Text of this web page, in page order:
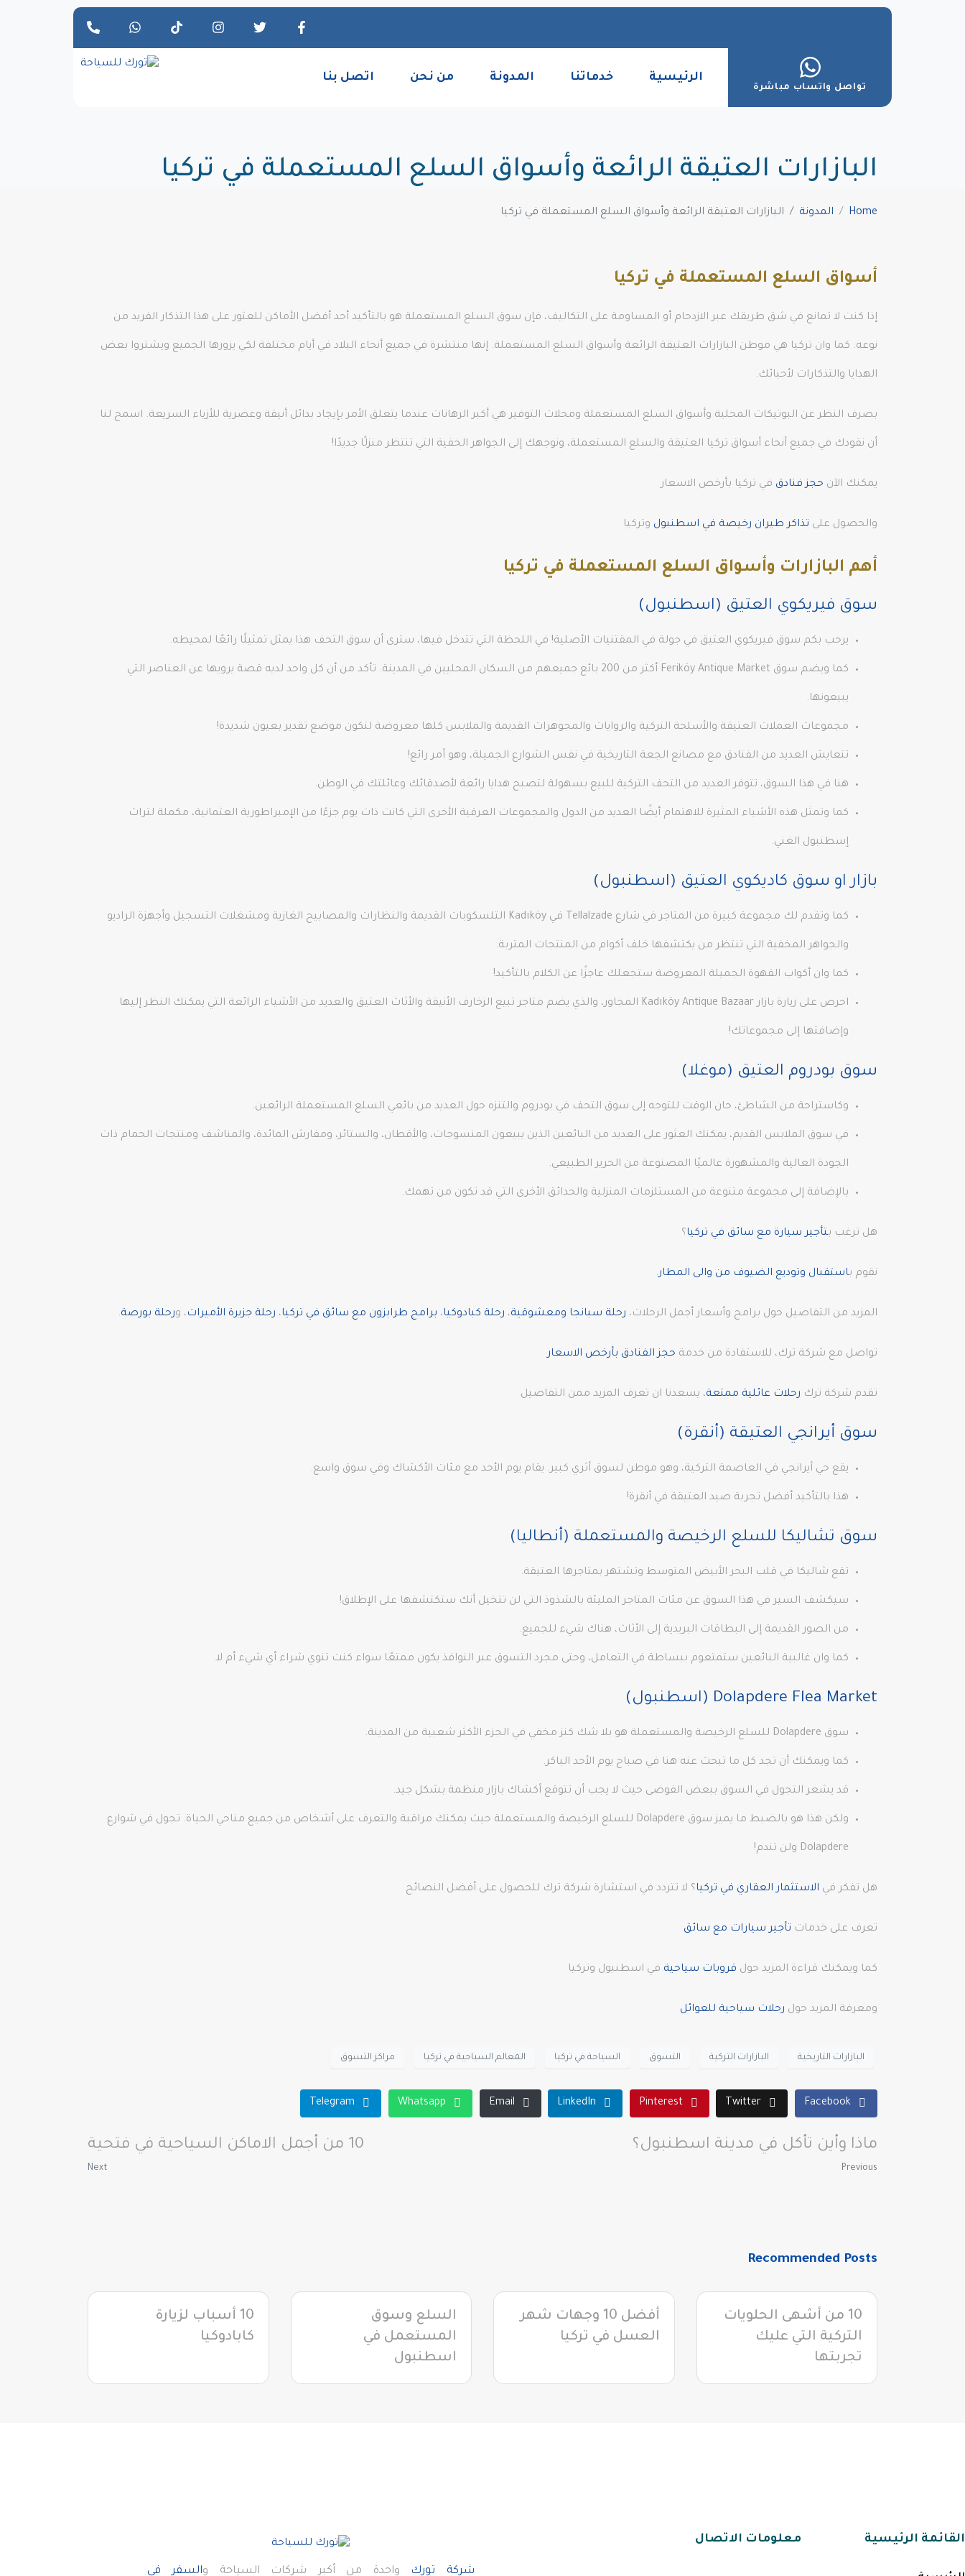
تواصل واتساب مباشرة
الرئيسية خدماتنا المدونة من نحن اتصل بنا
البازارات العتيقة الرائعة وأسواق السلع المستعملة في تركيا
Home المدونة البازارات العتيقة الرائعة وأسواق السلع المستعملة في تركيا
أسواق السلع المستعملة في تركيا
إذا كنت لا تمانع في شق طريقك عبر الازدحام أو المساومة على التكاليف، فإن سوق السلع المستعملة هو بالتأكيد أحد أفضل الأماكن للعثور على هذا التذكار الفريد من
نوعه. كما وان تركيا هي موطن البازارات العتيقة الرائعة وأسواق السلع المستعملة. إنها منتشرة في جميع أنحاء البلاد في أيام مختلفة لكي يزورها الجميع ويشتروا بعض
الهدايا والتذكارات لأحبائك.
بصرف النظر عن البوتيكات المحلية وأسواق السلع المستعملة ومحلات التوفير هي أكبر الرهانات عندما يتعلق الأمر بإيجاد بدائل أنيقة وعصرية للأزياء السريعة. اسمح لنا
أن نقودك في جميع أنحاء أسواق تركيا العتيقة والسلع المستعملة، ونوجهك إلى الجواهر الخفية التي تنتظر منزلًا جديدًا!
يمكنك الآن حجز فنادق في تركيا بأرخص الاسعار
والحصول على تذاكر طيران رخيصة في اسطنبول وتركيا
أهم البازارات وأسواق السلع المستعملة في تركيا
سوق فيريكوي العتيق (اسطنبول)
يرحب بكم سوق فيريكوي العتيق في جولة في المقتنيات الأصلية! في اللحظة التي تتدخل فيها، سترى أن سوق التحف هذا يمثل تمثيلًا رائعًا لمحيطه.
كما ويضم سوق Feriköy Antique Market أكثر من 200 بائع جميعهم من السكان المحليين في المدينة. تأكد من أن كل واحد لديه قصة يرويها عن العناصر التي
يبيعونها.
مجموعات العملات العتيقة والأسلحة التركية والروايات والمجوهرات القديمة والملابس كلها معروضة لتكون موضع تقدير بعيون شديدة!
تتعايش العديد من الفنادق مع مصانع الجعة التاريخية في نفس الشوارع الجميلة، وهو أمر رائع!
هنا في هذا السوق، تتوفر العديد من التحف التركية للبيع بسهولة لتصبح هدايا رائعة لأصدقائك وعائلتك في الوطن.
كما وتمثل هذه الأشياء المثيرة للاهتمام أيضًا العديد من الدول والمجموعات العرقية الأخرى التي كانت ذات يوم جزءًا من الإمبراطورية العثمانية، مكملة لتراث
إسطنبول الغني.
بازار او سوق كاديكوي العتيق (اسطنبول)
كما وتقدم لك مجموعة كبيرة من المتاجر في شارع Tellalzade في Kadıköy التلسكوبات القديمة والنظارات والمصابيح الغازية ومشغلات التسجيل وأجهزة الراديو
والجواهر المخفية التي تنتظر من يكتشفها خلف أكوام من المنتجات المتربة.
كما وان أكواب القهوة الجميلة المعروضة ستجعلك عاجزًا عن الكلام بالتأكيد!
احرص على زيارة بازار Kadıköy Antique Bazaar المجاور، والذي يضم متاجر تبيع الزخارف الأنيقة والأثاث العتيق والعديد من الأشياء الرائعة التي يمكنك النظر إليها
وإضافتها إلى مجموعاتك!
سوق بودروم العتيق (موغلا)
وكاستراحة من الشاطئ، حان الوقت للتوجه إلى سوق التحف في بودروم والتنزه حول العديد من بائعي السلع المستعملة الرائعين.
في سوق الملابس القديم، يمكنك العثور على العديد من البائعين الذين يبيعون المنسوجات، والأقطان، والستائر، ومفارش المائدة، والمناشف ومنتجات الحمام ذات
الجودة العالية والمشهورة عالميًا المصنوعة من الحرير الطبيعي.
بالإضافة إلى مجموعة متنوعة من المستلزمات المنزلية والحدائق الأخرى التي قد تكون من تهمك.
هل ترغب بتأجير سيارة مع سائق في تركيا ؟
نقوم باستقبال وتوديع الضيوف من والى المطار.
المزيد من التفاصيل حول برامج وأسعار أجمل الرحلات، رحلة سبانجا ومعشوقية، رحلة كبادوكيا، برامج طرابزون مع سائق في تركيا، رحلة جزيرة الأميرات، ورحلة بورصة.
تواصل مع شركة ترك، للاستفادة من خدمة حجز الفنادق بأرخص الاسعار
تقدم شركة ترك رحلات عائلية ممتعة، يسعدنا ان تعرف المزيد ممن التفاصيل
سوق أيرانجي العتيقة (أنقرة)
يقع حي أيرانجي في العاصمة التركية، وهو موطن لسوق أثري كبير. يقام يوم الأحد مع مئات الأكشاك وفي سوق واسع.
هذا بالتأكيد أفضل تجربة صيد العتيقة في أنقرة!
سوق تشاليكا للسلع الرخيصة والمستعملة (أنطاليا)
تقع شاليكا في قلب البحر الأبيض المتوسط وتشتهر بمتاجرها العتيقة.
سيكشف السير في هذا السوق عن مئات المتاجر المليئة بالشذوذ التي لن تتخيل أنك ستكتشفها على الإطلاق!
من الصور القديمة إلى البطاقات البريدية إلى الأثاث، هناك شيء للجميع.
كما وان غالبية البائعين ستمتعوم ببساطة في التعامل، وحتى مجرد التسوق عبر النوافذ يكون ممتعًا سواء كنت تنوي شراء أي شيء أم لا.
Dolapdere Flea Market (اسطنبول)
سوق Dolapdere للسلع الرخيصة والمستعملة هو بلا شك كنز مخفي في الجزء الأكثر شعبية من المدينة.
كما ويمكنك أن تجد كل ما تبحث عنه هنا في صباح يوم الأحد الباكر.
قد يشعر التجول في السوق ببعض الفوضى حيث لا يجب أن تتوقع أكشاك بازار منظمة بشكل جيد.
ولكن هذا هو بالضبط ما يميز سوق Dolapdere للسلع الرخيصة والمستعملة حيث يمكنك مراقبة والتعرف على أشخاص من جميع مناحي الحياة. تجول في شوارع
Dolapdere ولن تندم!
هل تفكر في الاستثمار العقاري في تركيا ؟ لا تتردد في استشارة شركة ترك للحصول على أفضل النصائح
تعرف على خدمات تأجير سيارات مع سائق
كما ويمكنك قراءة المزيد حول قروبات سياحية في اسطنبول وتركيا
ومعرفة المزيد حول رحلات سياحية للعوائل
البازارات التاريخية البازارات التركية التسوق السياحة في تركيا المعالم السياحية في تركيا مراكز التسوق
Facebook
Twitter
Pinterest
LinkedIn
Email
Whatsapp
Telegram
ماذا وأين تأكل في مدينة اسطنبول؟
Previous
10 من أجمل الاماكن السياحية في فتحية
Next
Recommended Posts
10 من أشهى الحلويات
التركية التي عليك
تجربتها
أفضل 10 وجهات شهر
العسل في تركيا
السلع وسوق
المستعمل في
اسطنبول
10 أسباب لزيارة
كابادوكيا
القائمة الرئيسية معلومات الاتصال
شركة تورك واحدة من أكبر شركات السياحة والسفر فى